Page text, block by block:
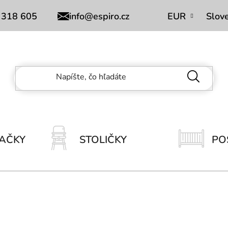
Obchodní podmínky
605 info@espiro.cz EUR
STOLIČKY